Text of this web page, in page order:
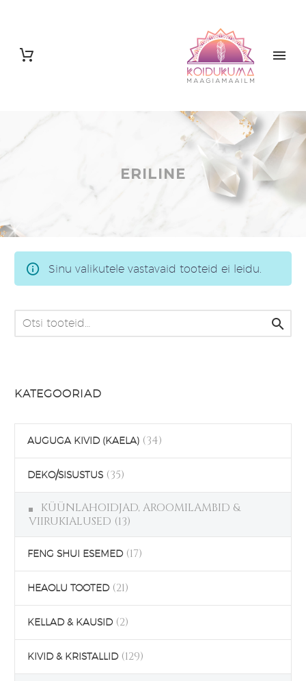
ERILINE
Sinu valikutele vastavaid tooteid ei leidu.

KATEGOORIAD
AUGUGA KIVID (KAELA) (34)
DEKO/SISUSTUS (35)
KÜÜNLAHOIDJAD, AROOMILAMBID &
VIIRUKIALUSED (13)
FENG SHUI ESEMED (17)
HEAOLU TOOTED (21)
KELLAD & KAUSID (2)
KIVID & KRISTALLID (129)